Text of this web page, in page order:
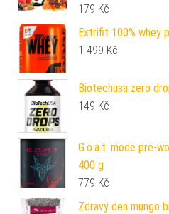
179 Kč
Extrifit 100% whey
1 499 Kč
Biotechusa zero
149 Kč
G.o.a.t. mode pre-
400 g
779 Kč
Zdravý den mungo